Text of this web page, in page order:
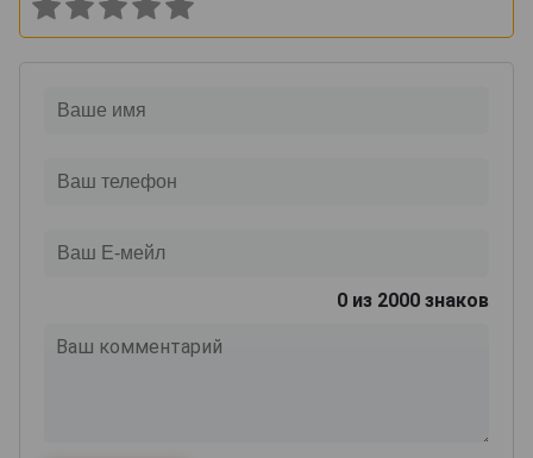
0 из 2000 знаков